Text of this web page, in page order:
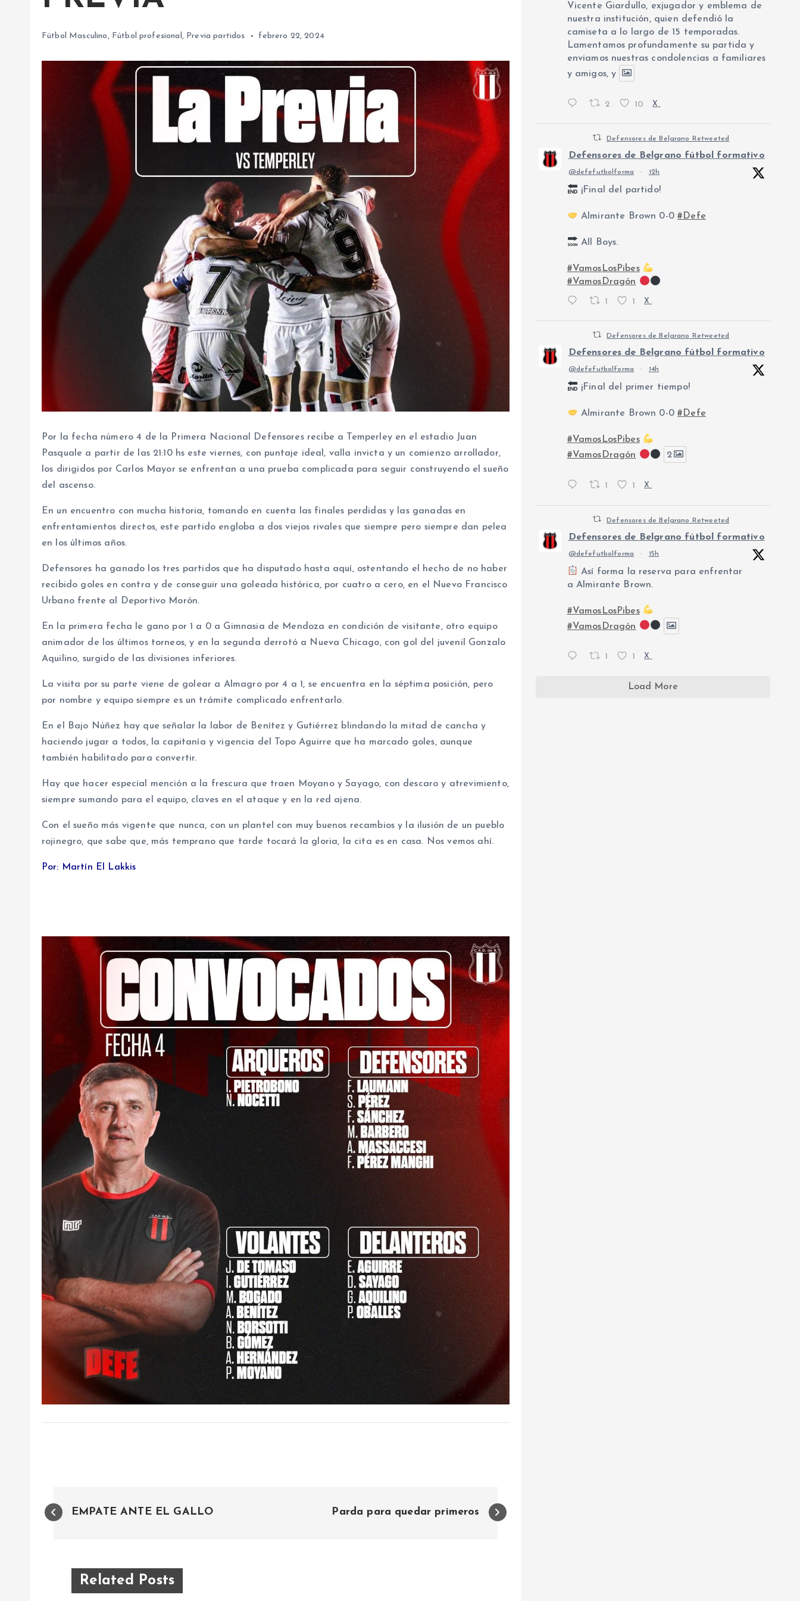
Fútbol Masculino, Fútbol profesional, Previa partidos febrero 22, 2024
Por la fecha número 4 de la Primera Nacional Defensores recibe a Temperley en el estadio Juan
Pasquale a partir de las 21:10 hs este viernes, con puntaje ideal, valla invicta y un comienzo arrollador,
los dirigidos por Carlos Mayor se enfrentan a una prueba complicada para seguir construyendo el sueño
del ascenso.
En un encuentro con mucha historia, tomando en cuenta las finales perdidas y las ganadas en
enfrentamientos directos, este partido engloba a dos viejos rivales que siempre pero siempre dan pelea
en los últimos años.
Defensores ha ganado los tres partidos que ha disputado hasta aquí, ostentando el hecho de no haber
recibido goles en contra y de conseguir una goleada histórica, por cuatro a cero, en el Nuevo Francisco
Urbano frente al Deportivo Morón.
En la primera fecha le gano por 1 a 0 a Gimnasia de Mendoza en condición de visitante, otro equipo
animador de los últimos torneos, y en la segunda derrotó a Nueva Chicago, con gol del juvenil Gonzalo
Aquilino, surgido de las divisiones inferiores.
La visita por su parte viene de golear a Almagro por 4 a 1, se encuentra en la séptima posición, pero
por nombre y equipo siempre es un trámite complicado enfrentarlo.
En el Bajo Núñez hay que señalar la labor de Benítez y Gutiérrez blindando la mitad de cancha y
haciendo jugar a todos, la capitanía y vigencia del Topo Aguirre que ha marcado goles, aunque
también habilitado para convertir.
Hay que hacer especial mención a la frescura que traen Moyano y Sayago, con descaro y atrevimiento,
siempre sumando para el equipo, claves en el ataque y en la red ajena.
Con el sueño más vigente que nunca, con un plantel con muy buenos recambios y la ilusión de un pueblo
rojinegro, que sabe que, más temprano que tarde tocará la gloria, la cita es en casa. Nos vemos ahí.
Por: Martín El Lakkis
N
EMPATE ANTE EL GALLO Parda para quedar primeros
Related Posts
Vicente Giardullo, exjugador y emblema de
nuestra institución, quien defendió la
camiseta a lo largo de 15 temporadas.
Lamentamos profundamente su partida y
enviamos nuestras condolencias a familiares
y amigos, y
2 10 X
Defensores de Belgrano Retweeted
Defensores de Belgrano fútbol formativo
@defefutbolforma · 12h
¡Final del partido!
Almirante Brown 0-0#Defe
All Boys.
#VamosLosPibes
#VamosDragón
1 1 X
Defensores de Belgrano Retweeted
Defensores de Belgrano fútbol formativo
@defefutbolforma · 14h
¡Final del primer tiempo!
Almirante Brown 0-0#Defe
#VamosLosPibes
#VamosDragón
2
1 1 X
Defensores de Belgrano Retweeted
Defensores de Belgrano fútbol formativo
@defefutbolforma · 15h
Así forma la reserva para enfrentar
a Almirante Brown.
#VamosLosPibes
#VamosDragón
1 1 X
Load More